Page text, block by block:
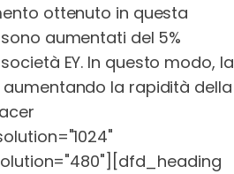
ottenuto in questa
aumentati del 5%
EY. In questo modo, la
la rapidità della